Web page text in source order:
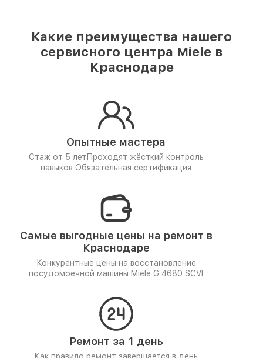
Какие преимущества нашего
сервисного центра Miele в
Краснодаре
Опытные мастера
Стаж от 5 лет Проходят жёсткий контроль
навыков Обязательная сертификация
Самые выгодные цены на ремонт в
Краснодаре
Конкурентные цены на восстановление
посудомоечной машины Miele G 4680 SCVI
Ремонт за 1 день